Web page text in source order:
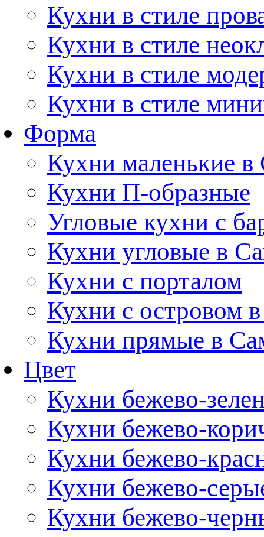
Кухни в стиле
Кухни в стиле
Кухни в стиле
Кухни в стиле
Форма
Кухни маленькие в
Кухни П-образные
Угловые кухни с
Кухни угловые в
Кухни с порталом
Кухни с островом
Кухни прямые в
Цвет
Кухни бежево-
Кухни бежево-
Кухни бежево-
Кухни бежево-
Кухни бежево-